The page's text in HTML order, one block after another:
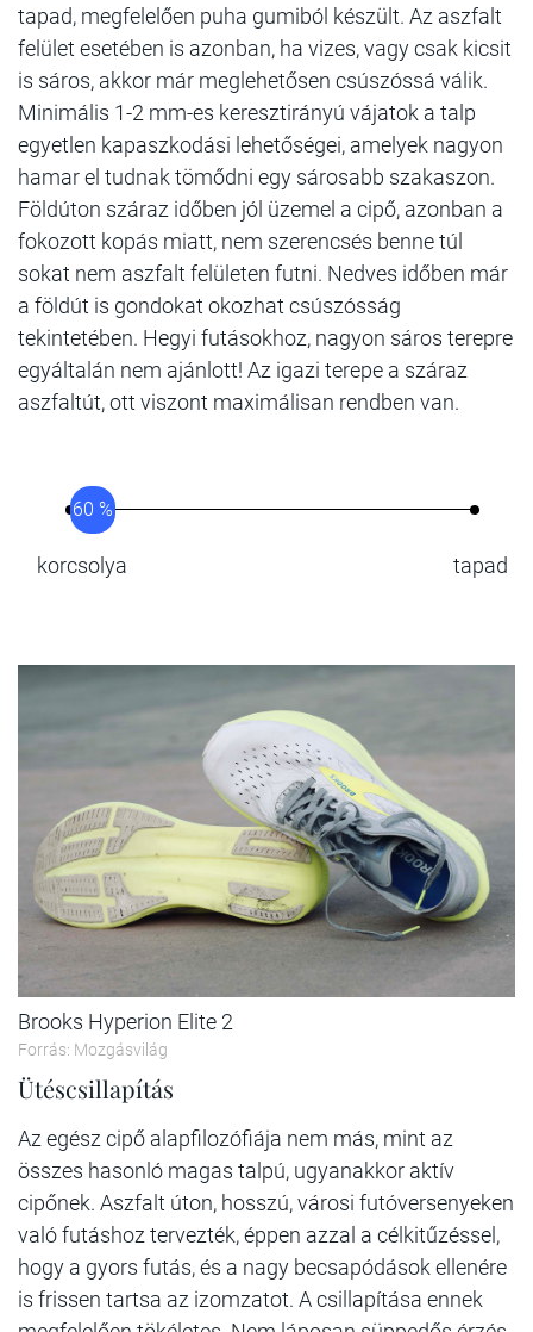
tapad, megfelelően puha gumiból készült. Az aszfalt
felület esetében is azonban, ha vizes, vagy csak kicsit
is sáros, akkor már meglehetősen csúszóssá válik.
Minimális 1-2 mm-es keresztirányú vájatok a talp
egyetlen kapaszkodási lehetőségei, amelyek nagyon
hamar el tudnak tömődni egy sárosabb szakaszon.
Földúton száraz időben jól üzemel a cipő, azonban a
fokozott kopás miatt, nem szerencsés benne túl
sokat nem aszfalt felületen futni. Nedves időben már
a földút is gondokat okozhat csúszósság
tekintetében. Hegyi futásokhoz, nagyon sáros terepre
egyáltalán nem ajánlott! Az igazi terepe a száraz
aszfaltút, ott viszont maximálisan rendben van.
60 %
korcsolya tapad
Brooks Hyperion Elite 2
Forrás: Mozgásvilág
Ütéscsillapítás
Az egész cipő alapfilozófiája nem más, mint az
összes hasonló magas talpú, ugyanakkor aktív
cipőnek. Aszfalt úton, hosszú, városi futóversenyeken
való futáshoz tervezték, éppen azzal a célkitűzéssel,
hogy a gyors futás, és a nagy becsapódások ellenére
is frissen tartsa az izomzatot. A csillapítása ennek